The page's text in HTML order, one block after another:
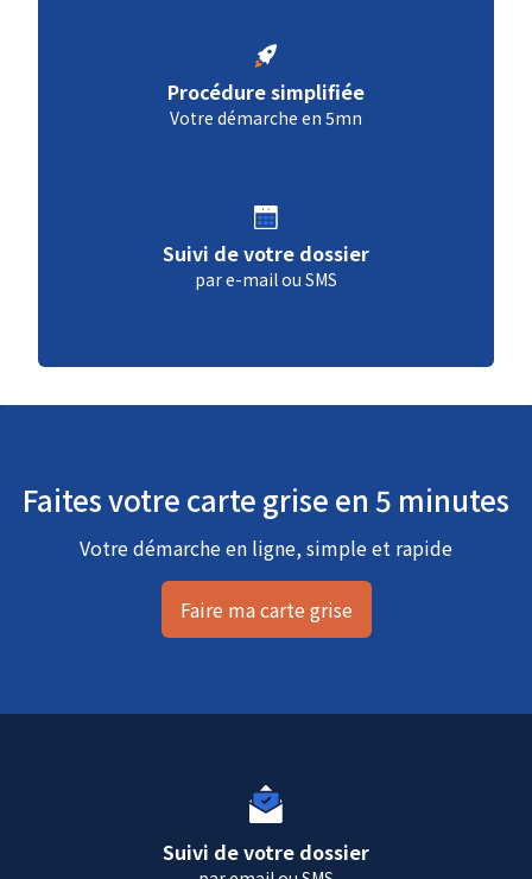
Procédure simplifiée
Votre démarche en 5mn
Suivi de votre dossier
par e-mail ou SMS
Faites votre carte grise en 5 minutes
Votre démarche en ligne, simple et rapide
Faire ma carte grise
Suivi de votre dossier